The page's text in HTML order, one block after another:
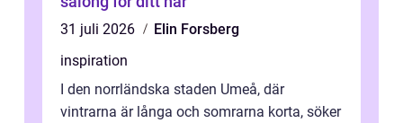
31 juli 2026
Elin Forsberg
inspiration
I den norrländska staden Umeå, där
vintrarna är långa och somrarna korta, söker